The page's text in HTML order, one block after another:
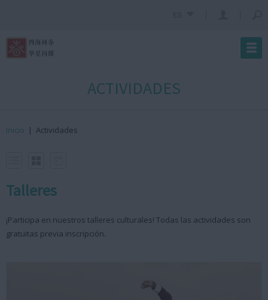
ACTIVIDADES
Inicio | Actividades
Talleres
¡Participa en nuestros talleres culturales! Todas las actividades son
gratuitas previa inscripción.